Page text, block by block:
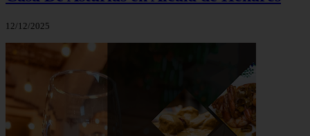
12/12/2025